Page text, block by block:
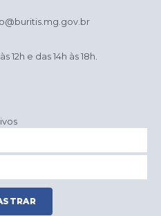
12h e das 14h às 18h.